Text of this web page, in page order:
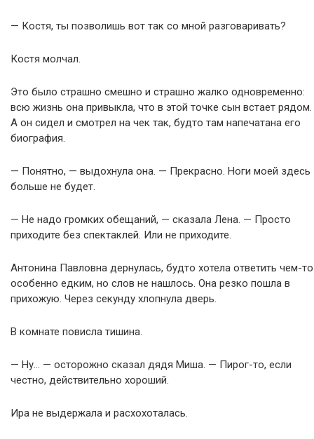
— Костя, ты позволишь вот так со мной разговаривать?
Костя молчал.
Это было страшно смешно и страшно жалко одновременно:
всю жизнь она привыкла, что в этой точке сын встает рядом.
А он сидел и смотрел на чек так, будто там напечатана его
биография.
— Понятно, — выдохнула она. — Прекрасно. Ноги моей здесь
больше не будет.
— Не надо громких обещаний, — сказала Лена. — Просто
приходите без спектаклей. Или не приходите.
Антонина Павловна дернулась, будто хотела ответить чем-то
особенно едким, но слов не нашлось. Она резко пошла в
прихожую. Через секунду хлопнула дверь.
В комнате повисла тишина.
— Ну… — осторожно сказал дядя Миша. — Пирог-то, если
честно, действительно хороший.
Ира не выдержала и расхохоталась.